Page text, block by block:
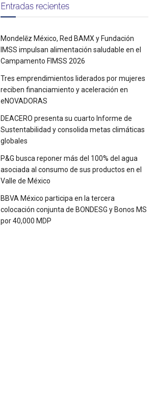
Entradas recientes
Mondelēz México, Red BAMX y Fundación
IMSS impulsan alimentación saludable en el
Campamento FIMSS 2026
Tres emprendimientos liderados por mujeres
reciben financiamiento y aceleración en
eNOVADORAS
DEACERO presenta su cuarto Informe de
Sustentabilidad y consolida metas climáticas
globales
P&G busca reponer más del 100% del agua
asociada al consumo de sus productos en el
Valle de México
BBVA México participa en la tercera
colocación conjunta de BONDESG y Bonos MS
por 40,000 MDP